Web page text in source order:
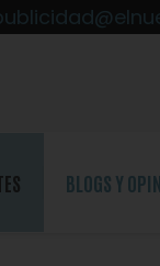
BLOGS Y